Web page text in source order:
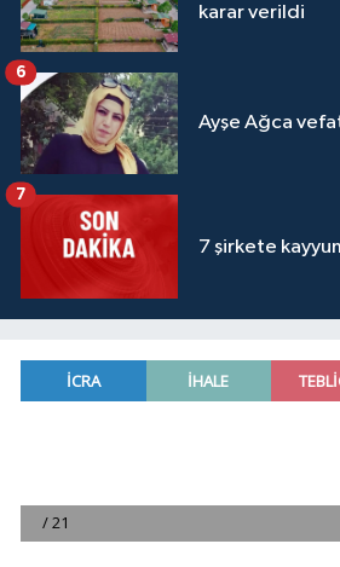
karar verildi
Ayşe Ağca
6
7 şirkete
7